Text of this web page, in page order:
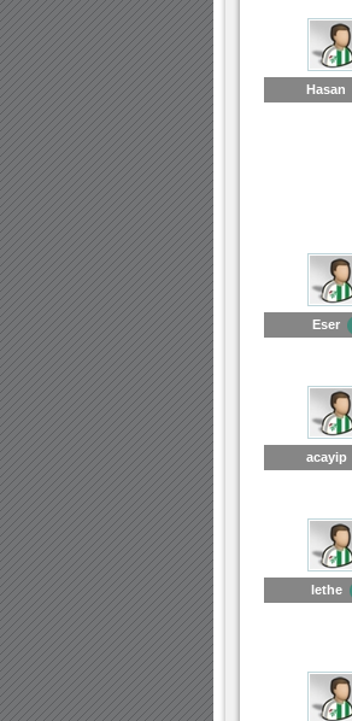
Hasan
Eser
acayip
lethe